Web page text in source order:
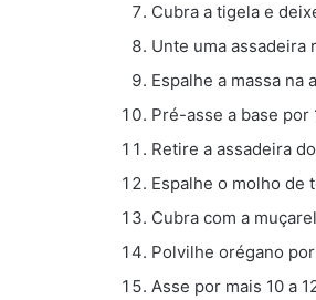
Cubra a tigela e
Unte uma assadeira
Espalhe a massa na
Pré-asse a base por
Retire a assadeira
Espalhe o molho de
Cubra com a
Polvilhe orégano
Asse por mais 10 a